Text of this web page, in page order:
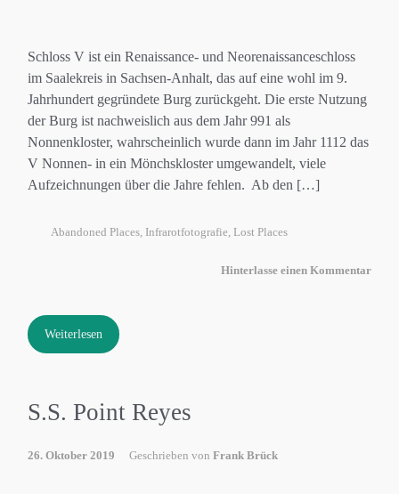
Schloss V ist ein Renaissance- und Neorenaissanceschloss
im Saalekreis in Sachsen-Anhalt, das auf eine wohl im 9.
Jahrhundert gegründete Burg zurückgeht. Die erste Nutzung
der Burg ist nachweislich aus dem Jahr 991 als
Nonnenkloster, wahrscheinlich wurde dann im Jahr 1112 das
V Nonnen- in ein Mönchskloster umgewandelt, viele
Aufzeichnungen über die Jahre fehlen. Ab den […]
Abandoned Places, Infrarotfotografie, Lost Places
Hinterlasse einen Kommentar
Weiterlesen
S.S. Point Reyes
26. Oktober 2019 Geschrieben von Frank Brück